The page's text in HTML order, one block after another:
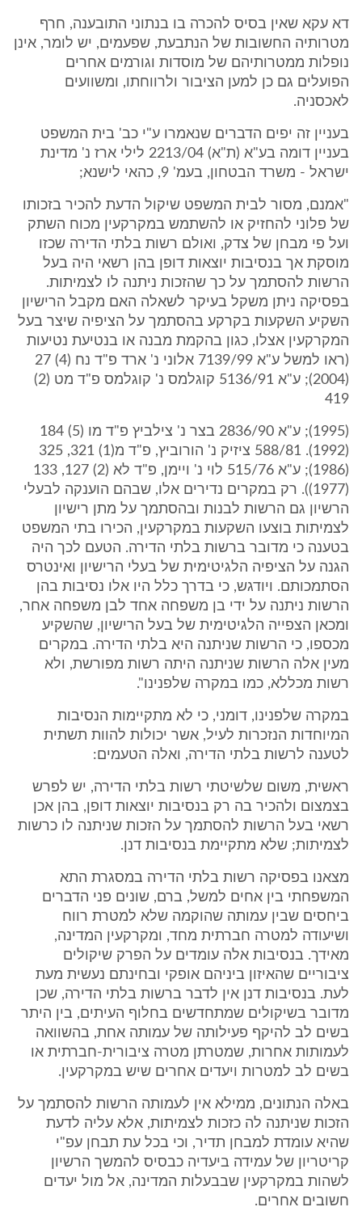
דא עקא שאין בסיס להכרה בו בנתוני התובענה, חרף
מטרותיה החשובות של הנתבעת, שפעמים, יש לומר, אינן
נופלות ממטרותיהם של מוסדות וגורמים אחרים
הפועלים גם כן למען הציבור ולרווחתו, ומשוועים
לאכסניה.
בעניין זה יפים הדברים שנאמרו ע"י כב' בית המשפט
בעניין דומה בע"א (ת"א) 2213/04 לילי ארז נ' מדינת
ישראל - משרד הבטחון, בעמ' 9, כהאי לישנא;
"אמנם, מסור לבית המשפט שיקול הדעת להכיר בזכותו
של פלוני להחזיק או להשתמש במקרקעין מכוח השתק
ועל פי מבחן של צדק, ואולם רשות בלתי הדירה שכזו
מוסקת אך בנסיבות יוצאות דופן בהן רשאי היה בעל
הרשות להסתמך על כך שהזכות ניתנה לו לצמיתות.
בפסיקה ניתן משקל בעיקר לשאלה האם מקבל הרישיון
השקיע השקעות בקרקע בהסתמך על הציפיה שיצר בעל
המקרקעין אצלו, כגון בהקמת מבנה או בנטיעת נטיעות
(ראו למשל ע"א 7139/99 אלוני נ' ארד פ"ד נח (4) 27
(2004); ע"א 5136/91 קוגלמס נ' קוגלמס פ"ד מט (2)
419
(1995); ע"א 2836/90 בצר נ' צילביץ פ"ד מו (5) 184
(1992). 588/81 ציזיק נ' הורוביץ, פ"ד מ(1) 321, 325
(1986); ע"א 515/76 לוי נ' ויימן, פ"ד לא (2) 127, 133
(1977)). רק במקרים נדירים אלו, שבהם הוענקה לבעלי
הרשיון גם הרשות לבנות ובהסתמך על מתן רישיון
לצמיתות בוצעו השקעות במקרקעין, הכירו בתי המשפט
בטענה כי מדובר ברשות בלתי הדירה. הטעם לכך היה
הגנה על הציפיה הלגיטימית של בעלי הרישיון ואינטרס
הסתמכותם. ויודגש, כי בדרך כלל היו אלו נסיבות בהן
הרשות ניתנה על ידי בן משפחה אחד לבן משפחה אחר,
ומכאן הצפייה הלגיטימית של בעל הרישיון, שהשקיע
מכספו, כי הרשות שניתנה היא בלתי הדירה. במקרים
מעין אלה הרשות שניתנה היתה רשות מפורשת, ולא
רשות מכללא, כמו במקרה שלפנינו".
במקרה שלפנינו, דומני, כי לא מתקיימות הנסיבות
המיוחדות הנזכרות לעיל, אשר יכולות להוות תשתית
לטענה לרשות בלתי הדירה, ואלה הטעמים:
ראשית, משום שלשיטתי רשות בלתי הדירה, יש לפרש
בצמצום ולהכיר בה רק בנסיבות יוצאות דופן, בהן אכן
רשאי בעל הרשות להסתמך על הזכות שניתנה לו כרשות
לצמיתות; שלא מתקיימת בנסיבות דנן.
מצאנו בפסיקה רשות בלתי הדירה במסגרת התא
המשפחתי בין אחים למשל, ברם, שונים פני הדברים
ביחסים שבין עמותה שהוקמה שלא למטרת רווח
ושיעודה למטרה חברתית מחד, ומקרקעין המדינה,
מאידך. בנסיבות אלה עומדים על הפרק שיקולים
ציבוריים שהאיזון ביניהם אופקי ובחינתם נעשית מעת
לעת. בנסיבות דנן אין לדבר ברשות בלתי הדירה, שכן
מדובר בשיקולים שמתחדשים בחלוף העיתים, בין היתר
בשים לב להיקף פעילותה של עמותה אחת, בהשוואה
לעמותות אחרות, שמטרתן מטרה ציבורית-חברתית או
בשים לב למטרות ויעדים אחרים שיש במקרקעין.
באלה הנתונים, ממילא אין לעמותה הרשות להסתמך על
הזכות שניתנה לה כזכות לצמיתות, אלא עליה לדעת
שהיא עומדת למבחן תדיר, וכי בכל עת תבחן עפ"י
קריטריון של עמידה ביעדיה כבסיס להמשך הרשיון
לשהות במקרקעין שבבעלות המדינה, אל מול יעדים
חשובים אחרים.